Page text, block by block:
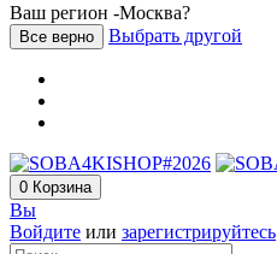
Ваш регион -Москва?
Все верно Выбрать другой
0 Корзина
Вы
Войдите или зарегистрируйтесь